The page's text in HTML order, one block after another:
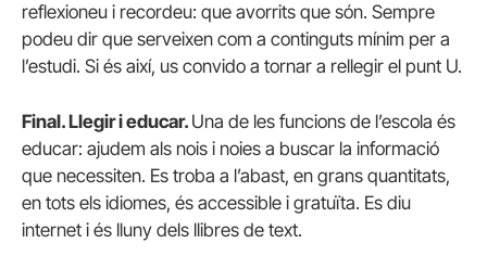
reflexioneu i recordeu: que avorrits que són. Sempre
podeu dir que serveixen com a continguts mínim per a
l’estudi. Si és així, us convido a tornar a rellegir el punt U.
Final. Llegir i educar. Una de les funcions de l’escola és
educar: ajudem als nois i noies a buscar la informació
que necessiten. Es troba a l’abast, en grans quantitats,
en tots els idiomes, és accessible i gratuïta. Es diu
internet i és lluny dels llibres de text.